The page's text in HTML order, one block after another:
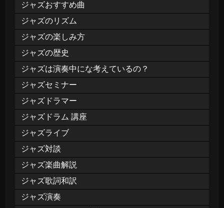
ジャズおすすめ曲
ジャズのリズム
ジャズの楽しみ方
ジャズの歴史
ジャズは演奏中にな考えているの？
ジャズセミナー
ジャズドラマー
ジャズドラム 講座
ジャズライブ
ジャズ対談
ジャズ楽曲解説
ジャズ歌詞和訳
ジャズ演奏